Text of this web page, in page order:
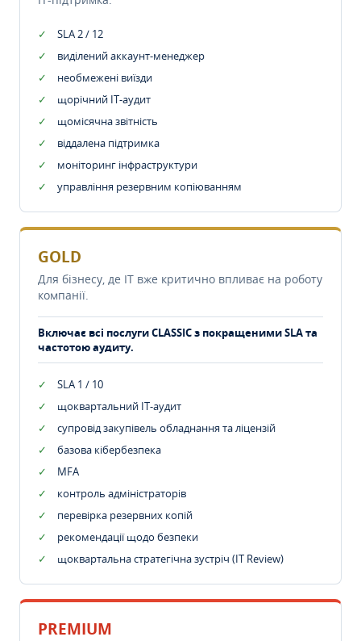
SLA 2 / 12
виділений аккаунт-менеджер
необмежені виїзди
щорічний IT-аудит
щомісячна звітність
віддалена підтримка
моніторинг інфраструктури
управління резервним копіюванням
GOLD
Для бізнесу, де IT вже критично впливає на роботу
компанії.
Включає всі послуги CLASSIC з покращеними SLA та
частотою аудиту.
SLA 1 / 10
щоквартальний IT-аудит
супровід закупівель обладнання та ліцензій
базова кібербезпека
MFA
контроль адміністраторів
перевірка резервних копій
рекомендації щодо безпеки
щоквартальна стратегічна зустріч (IT Review)
PREMIUM